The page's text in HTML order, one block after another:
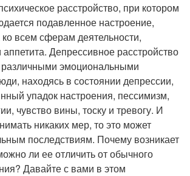
расстройство, при котором
подавленное настроение,
всем сферам деятельности,
Депрессивное расстройство
различными эмоциональными
находясь в состоянии депрессии,
упадок настроения, пессимизм,
чувство вины, тоску и тревогу. И
никаких мер, то это может
последствиям. Почему возникает
ли ее отличить от обычного
Давайте с вами в этом